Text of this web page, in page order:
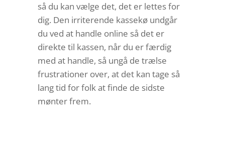
så du kan vælge det, det er lettes for
dig. Den irriterende kassekø undgår
du ved at handle online så det er
direkte til kassen, når du er færdig
med at handle, så ungå de trælse
frustrationer over, at det kan tage så
lang tid for folk at finde de sidste
mønter frem.